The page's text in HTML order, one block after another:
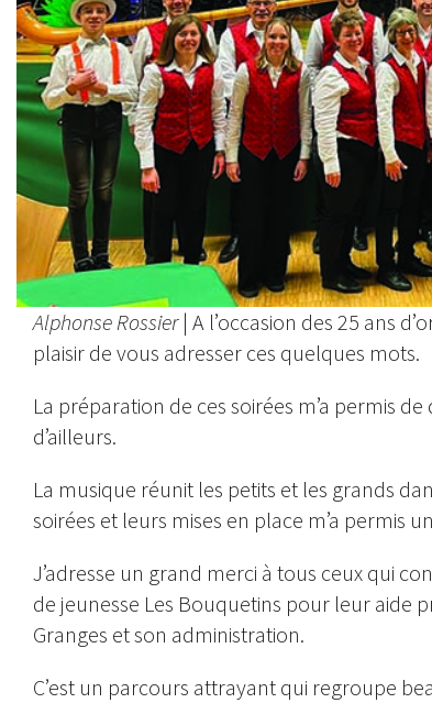
Alphonse Rossier | A l’occasion des 25 ans
plaisir de vous adresser ces quelques mots.
La préparation de ces soirées m’a permis
d’ailleurs.
La musique réunit les petits et les grands
soirées et leurs mises en place m’a permis
J’adresse un grand merci à tous ceux qui
de jeunesse Les Bouquetins pour leur aide
Granges et son administration.
C’est un parcours attrayant qui regroupe